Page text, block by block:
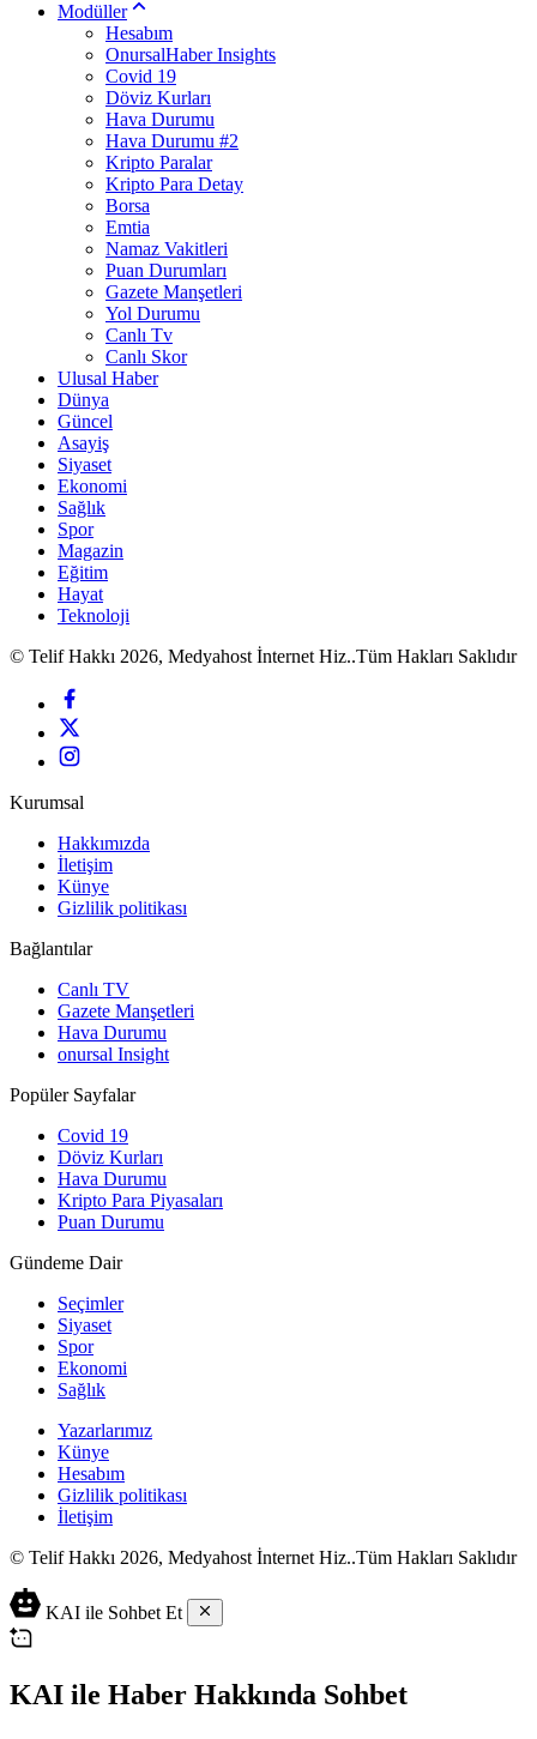
Modüller
Hesabım
OnursalHaber Insights
Covid 19
Döviz Kurları
Hava Durumu
Hava Durumu #2
Kripto Paralar
Kripto Para Detay
Borsa
Emtia
Namaz Vakitleri
Puan Durumları
Gazete Manşetleri
Yol Durumu
Canlı Tv
Canlı Skor
Ulusal Haber
Dünya
Güncel
Asayiş
Siyaset
Ekonomi
Sağlık
Spor
Magazin
Eğitim
Hayat
Teknoloji
© Telif Hakkı 2026, Medyahost İnternet Hiz..Tüm Hakları Saklıdır
Kurumsal
Hakkımızda
İletişim
Künye
Gizlilik politikası
Bağlantılar
Canlı TV
Gazete Manşetleri
Hava Durumu
onursal Insight
Popüler Sayfalar
Covid 19
Döviz Kurları
Hava Durumu
Kripto Para Piyasaları
Puan Durumu
Gündeme Dair
Seçimler
Siyaset
Spor
Ekonomi
Sağlık
Yazarlarımız
Künye
Hesabım
Gizlilik politikası
İletişim
© Telif Hakkı 2026, Medyahost İnternet Hiz..Tüm Hakları Saklıdır
casino
siteleri
casino
2023
lordcasino
canlı
casino
siteleri
iyi
casino
ev
yapımı
salça
KAI ile Sohbet Et
KAI ile Haber Hakkında Sohbet